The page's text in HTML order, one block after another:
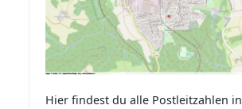
Hier findest du alle Postleitzahlen in